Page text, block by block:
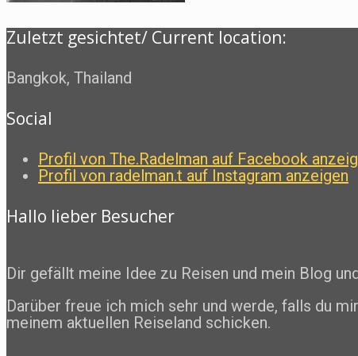
Zuletzt gesichtet/ Current location:
Bangkok, Thailand
Social
Profil von The.Radelman auf Facebook
Profil von radelman.t auf Instagram anzeigen
Hallo lieber Besucher
Dir gefällt meine Idee zu Reisen und mein Blog
Darüber freue ich mich sehr und werde, falls du
meinem aktuellen Reiseland schicken.